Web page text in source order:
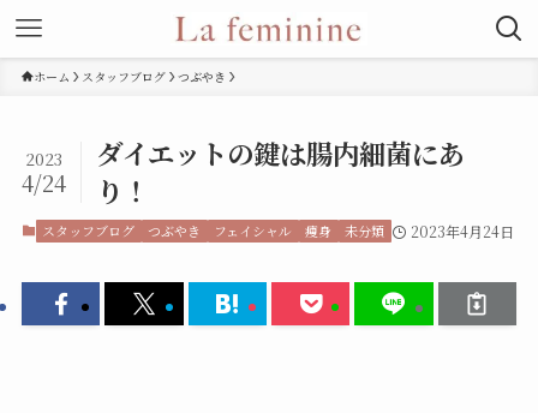
ホーム スタッフブログ つぶやき
ダイエットの鍵は腸内細菌にあ
り！
2023
4/24
スタッフブログ つぶやき フェイシャル 痩身 未分類 2023年4月24日